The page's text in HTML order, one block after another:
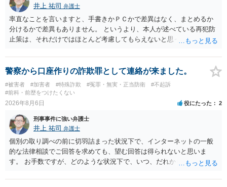
井上 祐司 弁護士
率直なことを言いますと、手書きかＰＣかで差異はなく、まとめるか
分けるかで差異もありません。 というより、本人が述べている再犯防
止策は、それだけではほとんど考慮してもらえないと思った方が良い
やカウンセリング・治療の内容 ・利用している再犯防止策（例えば保
護観察所と連携した職業支援の内容や具体的な就労・監督状況） ・監
督者の証言 など、証拠で担保された客観性と実現可能性があるもので
なければあまり意味がありません。 もともと執行猶予が狙える事案で
あれば本人の反省の言葉だけで十分であり、実刑となるか微妙な事案
いうのが実感です。
警察から口座作りの詐欺罪として連絡が来ました。
#被害者 #加害者 #特殊詐欺 #冤罪・無実・正当防衛
#不起訴
#前科・前歴をつけたくない
2026年8月6日 役にたった 2
刑事事件に強い弁護士
井上 祐司 弁護士
個別の取り調べの前に切羽詰まった状況下で、インターネットの一般
的な法律相談でご回答を求めても、望む回答は得られないと思いま
す。 お手数ですが、どのような状況下で、いつ、だれからどのような
の程度だと聞いているのかということについて、お近くで詳細な法律